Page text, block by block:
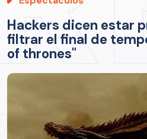
Hackers dicen estar
filtrar el final de
of thrones"